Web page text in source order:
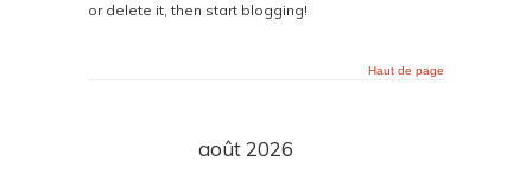
or delete it, then start blogging!
Haut de page
août 2026